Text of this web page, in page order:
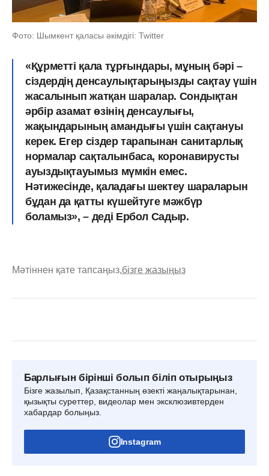
Фото: Шымкент қаласы әкімдігі: Twitter
«Құрметті қала тұрғындары, мұның бәрі –
сіздердің денсаулықтарыңызды сақтау үшін
жасалынып жатқан шаралар. Сондықтан
әрбір азамат өзінің денсаулығы,
жақындарының амандығы үшін сақтануы
керек. Егер сіздер тарапынан санитарлық
нормалар сақталынбаса, коронавирусты
ауыздықтауымыз мүмкін емес.
Нәтижесінде, қаладағы шектеу шараларын
бұдан да қатты күшейтуге мәжбүр
боламыз», – деді Ербол Садыр.
Мәтіннен қате тапсаңыз,бізге жазыңыз
Барлығын бірінші болып біліп отырыңыз
Бізге жазылып, Қазақстанның өзекті жаңалықтарынан,
қызықты суреттер, видеолар мен эксклюзивтерден
хабардар болыңыз.
Instagram